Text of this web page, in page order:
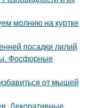
молнию на куртке
посадки лилий
Фосфорные
от мышей